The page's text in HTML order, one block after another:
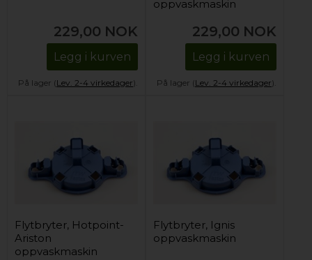
229,00 NOK
Legg i kurven
På lager (Lev. 2-4 virkedager).
oppvaskmaskin
229,00 NOK
Legg i kurven
På lager (Lev. 2-4 virkedager).
Flytbryter, Hotpoint-
Ariston
oppvaskmaskin
Flytbryter, Ignis
oppvaskmaskin